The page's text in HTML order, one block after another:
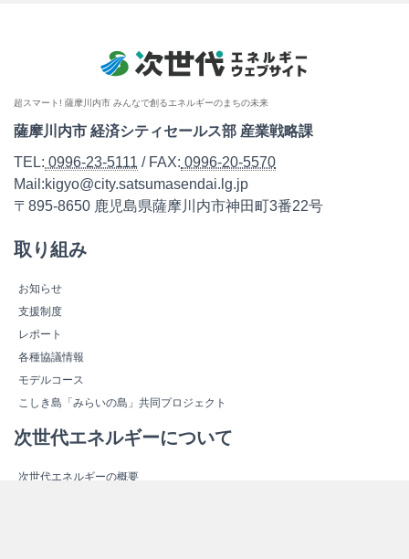
超スマート! 薩摩川内市 みんなで創るエネルギーのまちの未来
薩摩川内市 経済シティセールス部 産業戦略課
TEL: 0996-23-5111 / FAX: 0996-20-5570
Mail:kigyo@city.satsumasendai.lg.jp
〒895-8650 鹿児島県薩摩川内市神田町3番22号
取り組み
お知らせ
支援制度
レポート
各種協議情報
モデルコース
こしき島「みらいの島」共同プロジェクト
次世代エネルギーについて
次世代エネルギーの概要